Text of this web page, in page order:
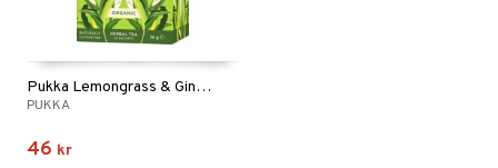
Pukka Lemongrass & Ginger
PUKKA
46 kr